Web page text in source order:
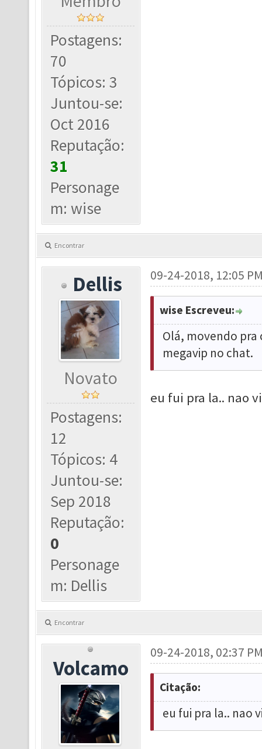
Postagens:
70
Tópicos: 3
Juntou-se:
Oct 2016
Reputação:
31
Personage
m: wise
Encontrar
Dellis
Novato
Postagens:
12
Tópicos: 4
Juntou-se:
Sep 2018
Reputação:
0
Personage
m: Dellis
09-24-2018, 12:05
wise Escreveu:
Olá, movendo
megavip no chat.
eu fui pra la.. nao
Encontrar
Volcamo
09-24-2018, 02:37
Citação:
eu fui pra la.. nao